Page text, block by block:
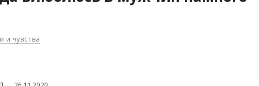
и чувства